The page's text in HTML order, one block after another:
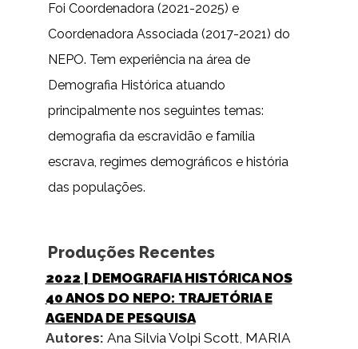
Foi Coordenadora (2021-2025) e
Coordenadora Associada (2017-2021) do
NEPO. Tem experiência na área de
Demografia Histórica atuando
principalmente nos seguintes temas:
demografia da escravidão e família
escrava, regimes demográficos e história
das populações.
Produções Recentes
2022 | DEMOGRAFIA HISTÓRICA NOS
40 ANOS DO NEPO: TRAJETÓRIA E
AGENDA DE PESQUISA
Autores: Ana Silvia Volpi Scott, MARIA